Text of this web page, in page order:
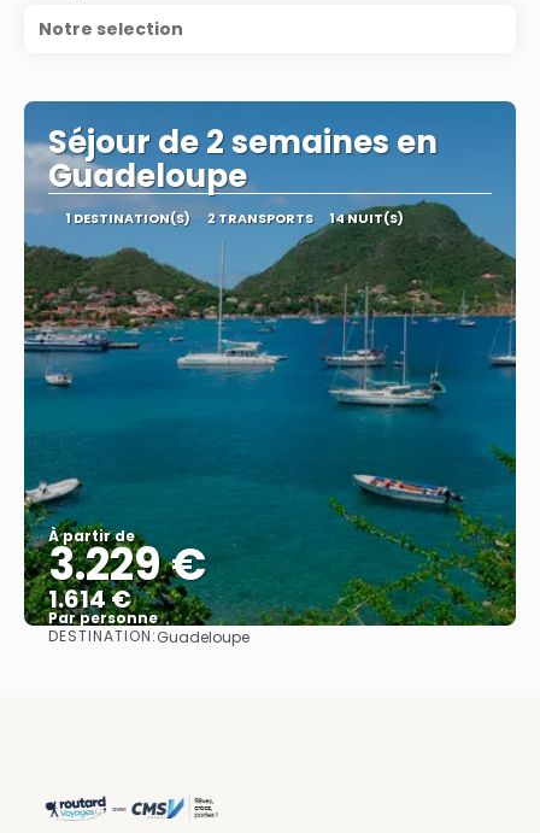
Notre selection
Séjour de 2 semaines en
Guadeloupe
1 DESTINATION(S) 2 TRANSPORTS 14 NUIT(S)
À partir de
3.229 €
1.614 €
Par personne
Afficher
DESTINATION:Guadeloupe